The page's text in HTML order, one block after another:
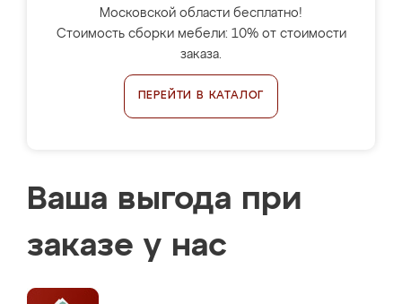
Московской области бесплатно!
Стоимость сборки мебели: 10% от стоимости
заказа.
ПЕРЕЙТИ В КАТАЛОГ
Ваша выгода при
заказе у нас